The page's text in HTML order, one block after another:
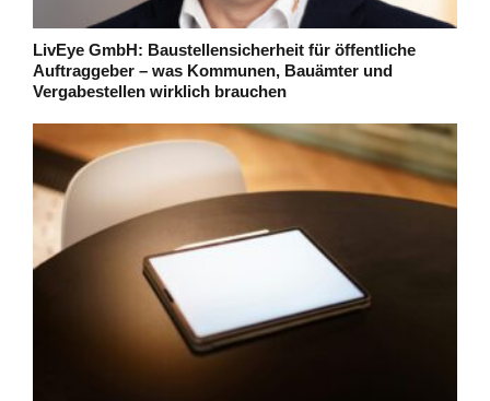
LivEye GmbH: Baustellensicherheit für öffentliche
Auftraggeber – was Kommunen, Bauämter und
Vergabestellen wirklich brauchen